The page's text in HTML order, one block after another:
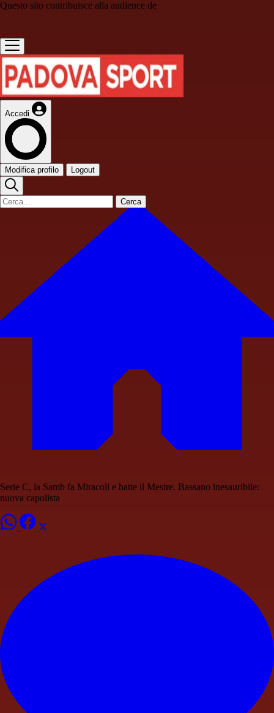
Questo sito contribuisce alla audience de
Accedi
Modifica profilo Logout
Cerca
Serie C, la Samb fa Miracoli e batte il Mestre. Bassano inesauribile:
nuova capolista